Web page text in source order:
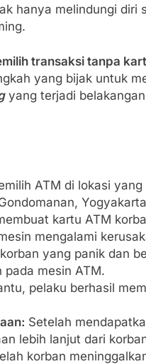
hanya melindungi diri
transaksi tanpa
yang bijak untuk
yang terjadi
ATM di lokasi
kartu ATM
mengalami
yang panik dan
mesin ATM.
pelaku berhasil
Setelah
lebih lanjut dari
korban